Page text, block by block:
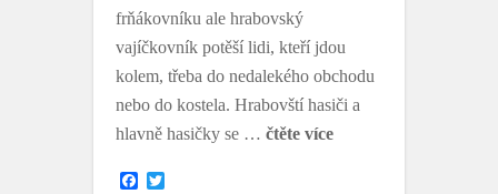
frňákovníku ale hrabovský
vajíčkovník potěší lidi, kteří jdou
kolem, třeba do nedalekého obchodu
nebo do kostela. Hrabovští hasiči a
hlavně hasičky se … čtěte více
F